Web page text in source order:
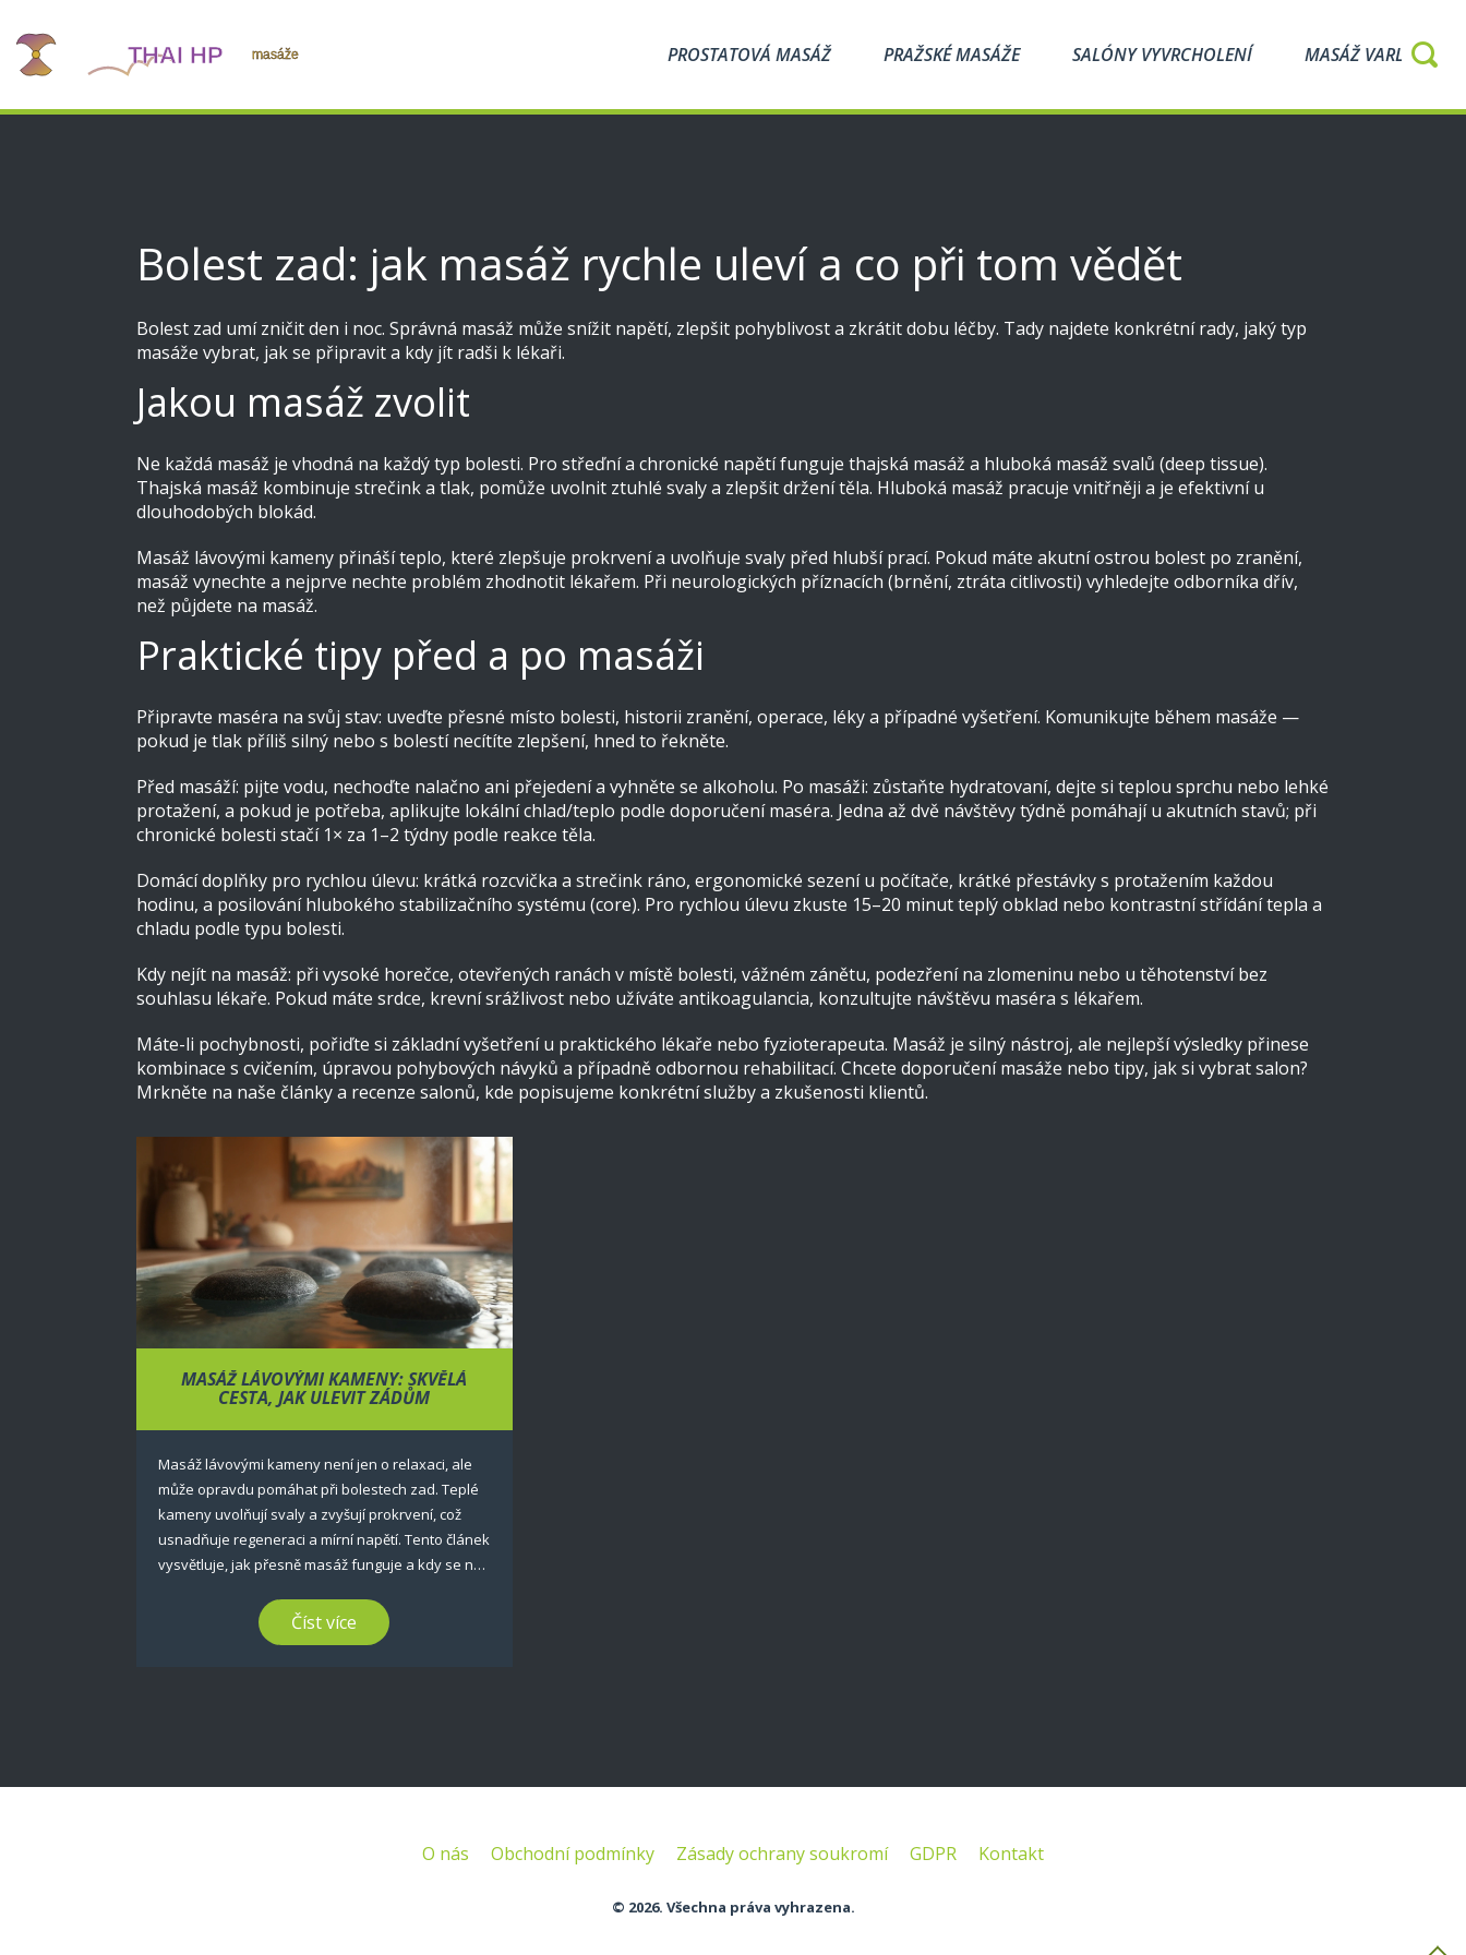
PROSTATOVÁ MASÁŽ PRAŽSKÉ MASÁŽE SALÓNY VYVRCHOLENÍ MASÁŽ VARLAT
Bolest zad: jak masáž rychle uleví a co při tom vědět
Bolest zad umí zničit den i noc. Správná masáž může snížit napětí, zlepšit pohyblivost a zkrátit dobu léčby. Tady najdete konkrétní rady, jaký typ
masáže vybrat, jak se připravit a kdy jít radši k lékaři.
Jakou masáž zvolit
Ne každá masáž je vhodná na každý typ bolesti. Pro střeďní a chronické napětí funguje thajská masáž a hluboká masáž svalů (deep tissue).
Thajská masáž kombinuje strečink a tlak, pomůže uvolnit ztuhlé svaly a zlepšit držení těla. Hluboká masáž pracuje vnitřněji a je efektivní u
dlouhodobých blokád.
Masáž lávovými kameny přináší teplo, které zlepšuje prokrvení a uvolňuje svaly před hlubší prací. Pokud máte akutní ostrou bolest po zranění,
masáž vynechte a nejprve nechte problém zhodnotit lékařem. Při neurologických příznacích (brnění, ztráta citlivosti) vyhledejte odborníka dřív,
než půjdete na masáž.
Praktické tipy před a po masáži
Připravte maséra na svůj stav: uveďte přesné místo bolesti, historii zranění, operace, léky a případné vyšetření. Komunikujte během masáže —
pokud je tlak příliš silný nebo s bolestí necítíte zlepšení, hned to řekněte.
Před masáží: pijte vodu, nechoďte nalačno ani přejedení a vyhněte se alkoholu. Po masáži: zůstaňte hydratovaní, dejte si teplou sprchu nebo lehké
protažení, a pokud je potřeba, aplikujte lokální chlad/teplo podle doporučení maséra. Jedna až dvě návštěvy týdně pomáhají u akutních stavů; při
chronické bolesti stačí 1× za 1–2 týdny podle reakce těla.
Domácí doplňky pro rychlou úlevu: krátká rozcvička a strečink ráno, ergonomické sezení u počítače, krátké přestávky s protažením každou
hodinu, a posilování hlubokého stabilizačního systému (core). Pro rychlou úlevu zkuste 15–20 minut teplý obklad nebo kontrastní střídání tepla a
chladu podle typu bolesti.
Kdy nejít na masáž: při vysoké horečce, otevřených ranách v místě bolesti, vážném zánětu, podezření na zlomeninu nebo u těhotenství bez
souhlasu lékaře. Pokud máte srdce, krevní srážlivost nebo užíváte antikoagulancia, konzultujte návštěvu maséra s lékařem.
Máte-li pochybnosti, pořiďte si základní vyšetření u praktického lékaře nebo fyzioterapeuta. Masáž je silný nástroj, ale nejlepší výsledky přinese
kombinace s cvičením, úpravou pohybových návyků a případně odbornou rehabilitací. Chcete doporučení masáže nebo tipy, jak si vybrat salon?
Mrkněte na naše články a recenze salonů, kde popisujeme konkrétní služby a zkušenosti klientů.
MASÁŽ LÁVOVÝMI KAMENY: SKVĚLÁ
CESTA, JAK ULEVIT ZÁDŮM
Masáž lávovými kameny není jen o relaxaci, ale
může opravdu pomáhat při bolestech zad. Teplé
kameny uvolňují svaly a zvyšují prokrvení, což
usnadňuje regeneraci a mírní napětí. Tento článek
vysvětluje, jak přesně masáž funguje a kdy se na
masáže vytěžit maximum a pro koho může být
opravdu užitečná. A přidám pár překvapivých
Číst více
O nás Obchodní podmínky Zásady ochrany soukromí GDPR Kontakt
© 2026. Všechna práva vyhrazena.